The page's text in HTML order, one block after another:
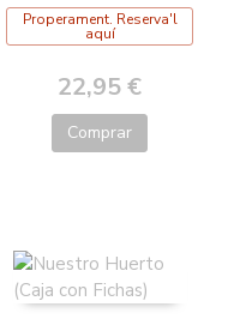
Properament. Reserva'l
aquí
22,95 €
Comprar